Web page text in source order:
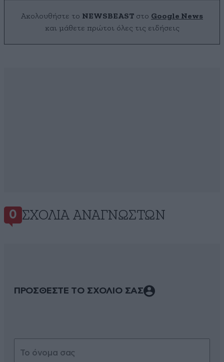
Ακολουθήστε το NEWSBEAST στο Google News
και μάθετε πρώτοι όλες τις ειδήσεις
0 ΣΧΌΛΙΑ ΑΝΑΓΝΩΣΤΏΝ
ΠΡΟΣΘΕΣΤΕ ΤΟ ΣΧΟΛΙΟ ΣΑΣ